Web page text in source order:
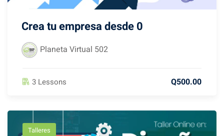
Crea tu empresa desde 0
Planeta Virtual 502
3 Lessons Q500.00
Talleres